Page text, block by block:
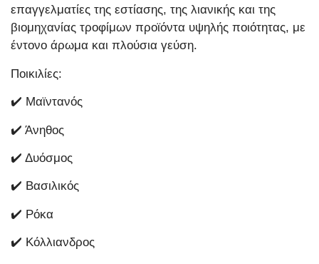
επαγγελματίες της εστίασης, της λιανικής και της
βιομηχανίας τροφίμων προϊόντα υψηλής ποιότητας, με
έντονο άρωμα και πλούσια γεύση.
Ποικιλίες:
✔️ Μαϊντανός
✔️ Άνηθος
✔️ Δυόσμος
✔️ Βασιλικός
✔️ Ρόκα
✔️ Κόλλιανδρος